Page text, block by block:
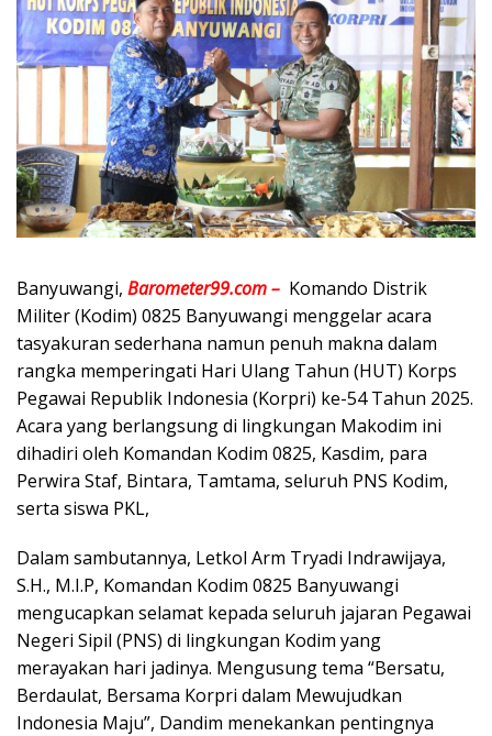
Banyuwangi, Barometer99.com – Komando Distrik
Militer (Kodim) 0825 Banyuwangi menggelar acara
tasyakuran sederhana namun penuh makna dalam
rangka memperingati Hari Ulang Tahun (HUT) Korps
Pegawai Republik Indonesia (Korpri) ke-54 Tahun 2025.
Acara yang berlangsung di lingkungan Makodim ini
dihadiri oleh Komandan Kodim 0825, Kasdim, para
Perwira Staf, Bintara, Tamtama, seluruh PNS Kodim,
serta siswa PKL,
Dalam sambutannya, Letkol Arm Tryadi Indrawijaya,
S.H., M.I.P, Komandan Kodim 0825 Banyuwangi
mengucapkan selamat kepada seluruh jajaran Pegawai
Negeri Sipil (PNS) di lingkungan Kodim yang
merayakan hari jadinya. Mengusung tema “Bersatu,
Berdaulat, Bersama Korpri dalam Mewujudkan
Indonesia Maju”, Dandim menekankan pentingnya